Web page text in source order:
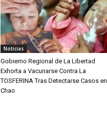
Noticias
Gobierno Regional de La Libertad
Exhorta a Vacunarse Contra La
TOSFERINA Tras Detectarse Casos en
Chao